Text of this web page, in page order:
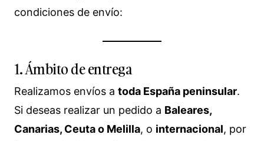
condiciones de envío:
1. Ámbito de entrega
Realizamos envíos a toda España peninsular.
Si deseas realizar un pedido a Baleares,
Canarias, Ceuta o Melilla, o internacional, por